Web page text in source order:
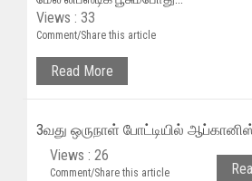
Views : 33
Comment/Share this article
Read More
3வது ஒருநாள் போட்டியில்
Views : 26
Comment/Share this article